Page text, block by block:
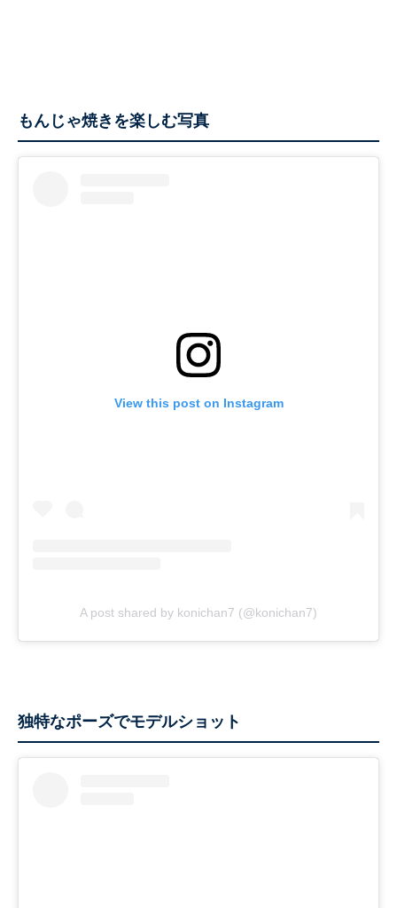
もんじゃ焼きを楽しむ写真
View this post on Instagram
A post shared by konichan7 (@konichan7)
独特なポーズでモデルショット